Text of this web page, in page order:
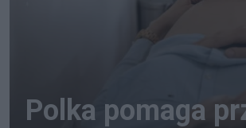
Polka pomaga